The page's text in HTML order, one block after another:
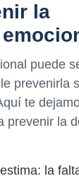
la
puede
prevenirla
te
prevenir la
la